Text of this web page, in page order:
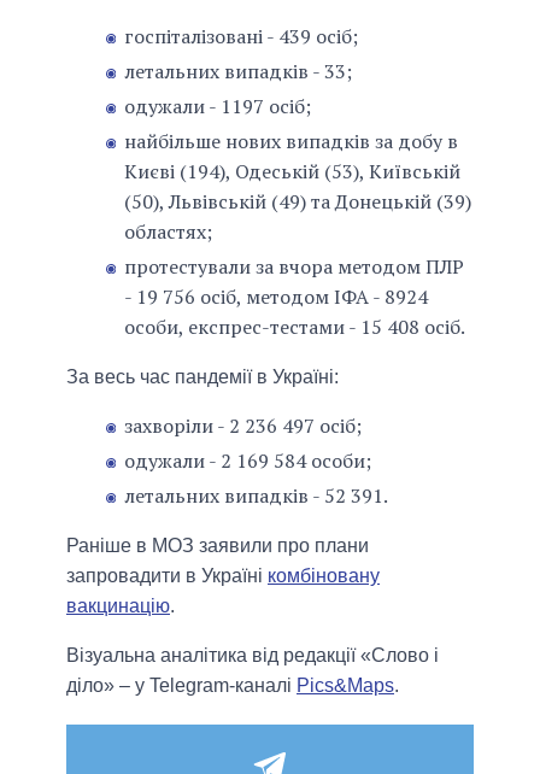
госпіталізовані - 439 осіб;
летальних випадків - 33;
одужали - 1197 осіб;
найбільше нових випадків за добу в
Києві (194), Одеській (53), Київській
(50), Львівській (49) та Донецькій (39)
областях;
протестували за вчора методом ПЛР
- 19 756 осіб, методом ІФА - 8924
особи, експрес-тестами - 15 408 осіб.
За весь час пандемії в Україні:
захворіли - 2 236 497 осіб;
одужали - 2 169 584 особи;
летальних випадків - 52 391.
Раніше в МОЗ заявили про плани
запровадити в Україні комбіновану
вакцинацію.
Візуальна аналітика від редакції «Слово і
діло» – у Telegram-каналі Pics&Maps.